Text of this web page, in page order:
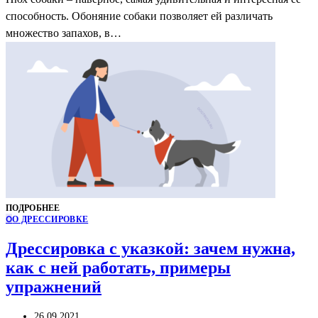
способность. Обоняние собаки позволяет ей различать
множество запахов, в…
ПОДРОБНЕЕ
ОО ДРЕССИРОВКЕ
Дрессировка с указкой: зачем нужна,
как с ней работать, примеры
упражнений